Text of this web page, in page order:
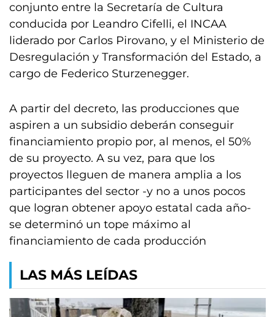
conjunto entre la Secretaría de Cultura
conducida por Leandro Cifelli, el INCAA
liderado por Carlos Pirovano, y el Ministerio de
Desregulación y Transformación del Estado, a
cargo de Federico Sturzenegger.
A partir del decreto, las producciones que
aspiren a un subsidio deberán conseguir
financiamiento propio por, al menos, el 50%
de su proyecto. A su vez, para que los
proyectos lleguen de manera amplia a los
participantes del sector -y no a unos pocos
que logran obtener apoyo estatal cada año-
se determinó un tope máximo al
financiamiento de cada producción
LAS MÁS LEÍDAS